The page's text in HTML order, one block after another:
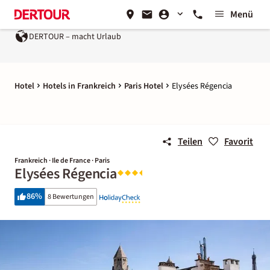
Menü
DERTOUR – macht Urlaub
Hotel Hotels in Frankreich Paris Hotel Elysées Régencia
Teilen Favorit
Frankreich · Ile de France · Paris
Elysées Régencia
86% 8 Bewertungen